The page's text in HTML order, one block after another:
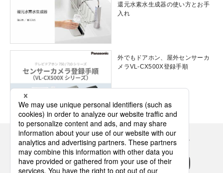
還元水素水生成器の使い方とお手
入れ
外でもドアホン、屋外センサーカ
メラVL-CX500X登録手順
Panasonicの住まい・くらし SNSアカウント